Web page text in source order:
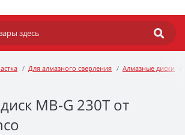
Для алмазного сверления Алмазные диски
МВ-G 230T от